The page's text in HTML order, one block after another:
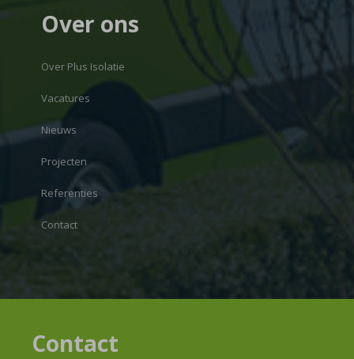
Over ons
Over Plus Isolatie
Vacatures
Nieuws
Projecten
Referenties
Contact
Contact